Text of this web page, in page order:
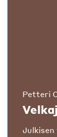
Petteri
Julkisen